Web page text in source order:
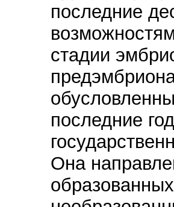
последние
стадии
последние
Она